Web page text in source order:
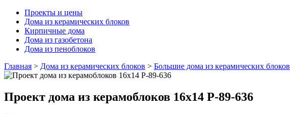
Проекты и цены
Дома из керамических блоков
Кирпичные дома
Дома из газобетона
Дома из пеноблоков
Главная > Дома из керамических блоков > Большие дома из керамических блоков
Проект дома из керамоблоков 16х14 Р-89-636